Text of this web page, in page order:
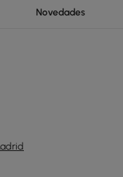
Novedades